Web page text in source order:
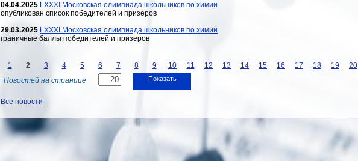
04.04.2025 LXXXI Московская олимпиада школьников по химии
опубликован список победителей и призеров
29.03.2025 LXXXI Московская олимпиада школьников по химии
граничные баллы победителей и призеров
1 2 3 4 5 6 7 8 9 10 11 12 13 14 15 16 17 18 19 20
Новостей на странице
Показать
Все новости